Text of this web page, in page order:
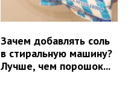
Зачем добавлять соль
в стиральную машину?
Лучше, чем порошок...